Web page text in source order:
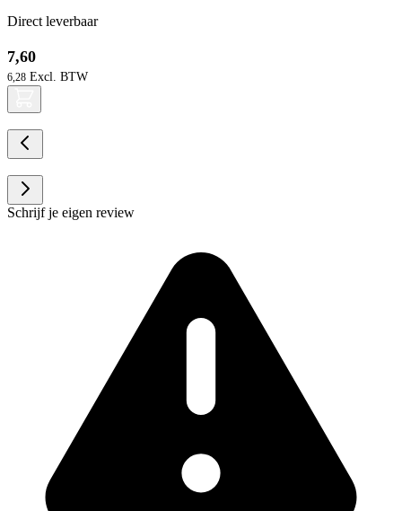
Direct leverbaar
7,60
6,28
Schrijf je eigen review